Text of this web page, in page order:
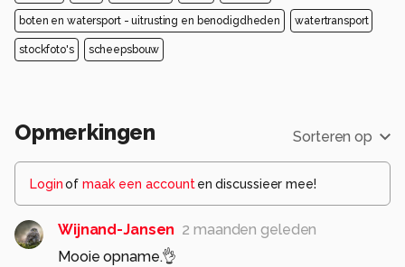
boten en watersport - uitrusting en benodigdheden watertransport
stockfoto's scheepsbouw
Opmerkingen Sorteren op
Loginof maak een account en discussieer mee!
Wijnand-Jansen 2 maanden geleden
Mooie opname.👌